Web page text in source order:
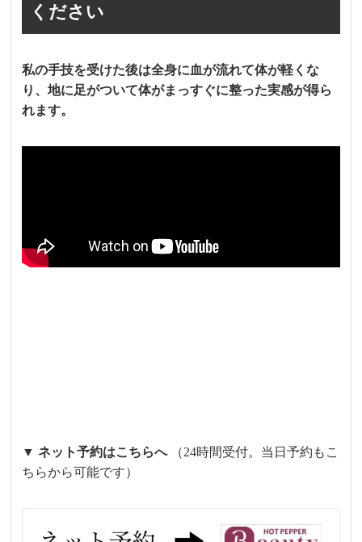
ください
私の手技を受けた後は全身に血が流れて体が軽くな
り、地に足がついて体がまっすぐに整った実感が得ら
れます。
▼ ネット予約はこちらへ（24時間受付。当日予約もこ
ちらから可能です）